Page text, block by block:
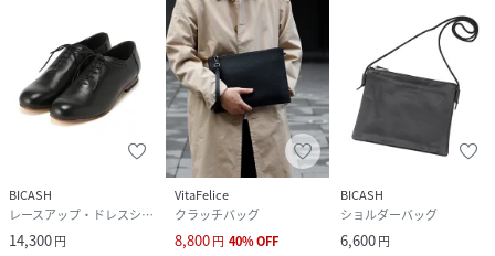
BICASH
レースアップ・ドレスシューズ
14,300円
VitaFelice
クラッチバッグ
8,800円 40%OFF
BICASH
ショルダーバッグ
6,600円